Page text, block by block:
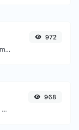
Converta texto para hexadecimal e o contrário para qualquer entrada de string.
972
Extraia detalhes de quaisquer URLs.
968